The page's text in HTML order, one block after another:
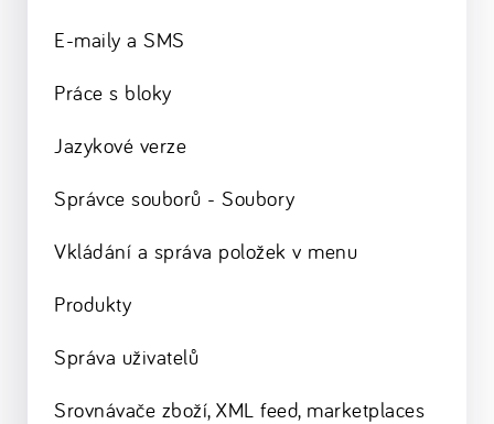
E-maily a SMS
Práce s bloky
Jazykové verze
Správce souborů - Soubory
Vkládání a správa položek v menu
Produkty
Správa uživatelů
Srovnávače zboží, XML feed, marketplaces